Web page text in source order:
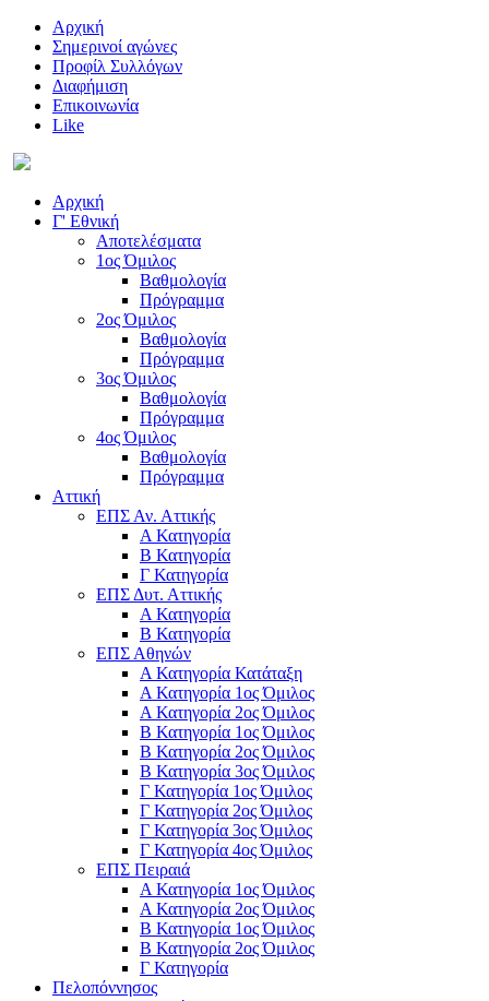
Αρχική
Σημερινοί αγώνες
Προφίλ Συλλόγων
Διαφήμιση
Επικοινωνία
Like
Αρχική
Γ' Εθνική
Αποτελέσματα
1ος Όμιλος
Βαθμολογία
Πρόγραμμα
2ος Όμιλος
Βαθμολογία
Πρόγραμμα
3ος Όμιλος
Βαθμολογία
Πρόγραμμα
4ος Όμιλος
Βαθμολογία
Πρόγραμμα
Αττική
ΕΠΣ Αν. Αττικής
Α Κατηγορία
Β Κατηγορία
Γ Κατηγορία
ΕΠΣ Δυτ. Αττικής
Α Κατηγορία
Β Κατηγορία
ΕΠΣ Αθηνών
Α Κατηγορία Κατάταξη
Α Κατηγορία 1ος Όμιλος
Α Κατηγορία 2ος Όμιλος
Β Κατηγορία 1ος Όμιλος
Β Κατηγορία 2ος Όμιλος
Β Κατηγορία 3ος Όμιλος
Γ Κατηγορία 1ος Όμιλος
Γ Κατηγορία 2ος Όμιλος
Γ Κατηγορία 3ος Όμιλος
Γ Κατηγορία 4ος Όμιλος
ΕΠΣ Πειραιά
Α Κατηγορία 1ος Όμιλος
Α Κατηγορία 2ος Όμιλος
Β Κατηγορία 1ος Όμιλος
Β Κατηγορία 2ος Όμιλος
Γ Κατηγορία
Πελοπόννησος